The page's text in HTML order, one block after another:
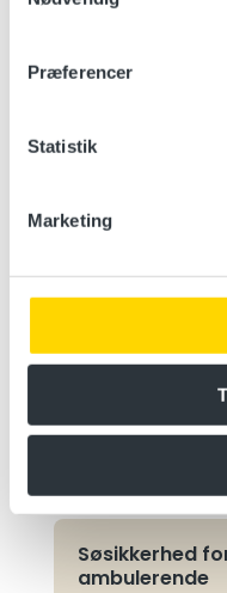
Præferencer
Statistik
Marketing
Thyborøn
STCW A-VI/1-1
North Sea
Læs mere
Søsikkerhed
ambulerende